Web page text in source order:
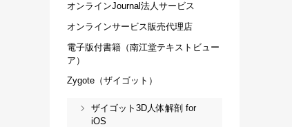
オンラインJournal法人サービス
オンラインサービス販売代理店
電子版付書籍（南江堂テキストビュー
ア）
Zygote（ザイゴット）
ザイゴット3D人体解剖 for
iOS